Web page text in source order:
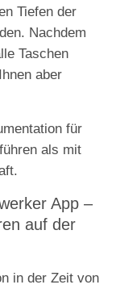
Tiefen der
Nachdem
Taschen
aber
für
als mit
App –
auf der
in der Zeit von